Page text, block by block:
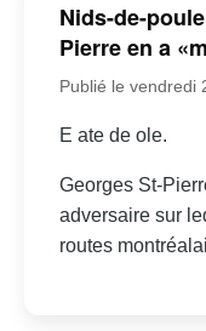
Nids-de-
Pierre en a
Publié le vendredi
E ate de ole.
Georges St-
adversaire sur
routes